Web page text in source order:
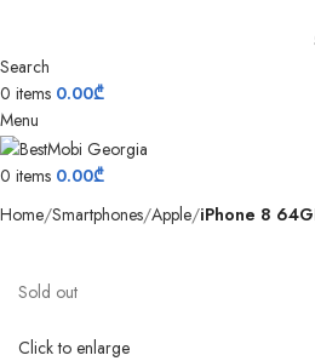
Search
0 items 0.00₾
Menu
0 items 0.00₾
Home Smartphones Apple iPhone 8
Sold out
Click to enlarge